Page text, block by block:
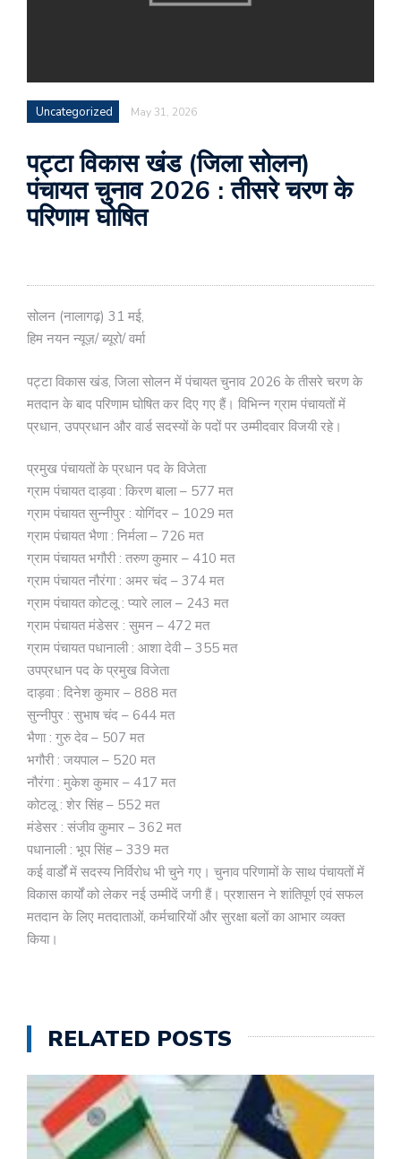
Uncategorized May 31, 2026
पट्टा विकास खंड (जिला सोलन)
पंचायत चुनाव 2026 : तीसरे चरण के
परिणाम घोषित
सोलन (नालागढ़) 31 मई,
हिम नयन न्यूज़/ ब्यूरो/ वर्मा
पट्टा विकास खंड, जिला सोलन में पंचायत चुनाव 2026 के तीसरे चरण के
मतदान के बाद परिणाम घोषित कर दिए गए हैं। विभिन्न ग्राम पंचायतों में
प्रधान, उपप्रधान और वार्ड सदस्यों के पदों पर उम्मीदवार विजयी रहे।
प्रमुख पंचायतों के प्रधान पद के विजेता
ग्राम पंचायत दाड़वा : किरण बाला – 577 मत
ग्राम पंचायत सुन्नीपुर : योगिंदर – 1029 मत
ग्राम पंचायत भैणा : निर्मला – 726 मत
ग्राम पंचायत भगौरी : तरुण कुमार – 410 मत
ग्राम पंचायत नौरंगा : अमर चंद – 374 मत
ग्राम पंचायत कोटलू : प्यारे लाल – 243 मत
ग्राम पंचायत मंडेसर : सुमन – 472 मत
ग्राम पंचायत पधानाली : आशा देवी – 355 मत
उपप्रधान पद के प्रमुख विजेता
दाड़वा : दिनेश कुमार – 888 मत
सुन्नीपुर : सुभाष चंद – 644 मत
भैणा : गुरु देव – 507 मत
भगौरी : जयपाल – 520 मत
नौरंगा : मुकेश कुमार – 417 मत
कोटलू : शेर सिंह – 552 मत
मंडेसर : संजीव कुमार – 362 मत
पधानाली : भूप सिंह – 339 मत
कई वार्डों में सदस्य निर्विरोध भी चुने गए। चुनाव परिणामों के साथ पंचायतों में
विकास कार्यों को लेकर नई उम्मीदें जगी हैं। प्रशासन ने शांतिपूर्ण एवं सफल
मतदान के लिए मतदाताओं, कर्मचारियों और सुरक्षा बलों का आभार व्यक्त
किया।
RELATED POSTS